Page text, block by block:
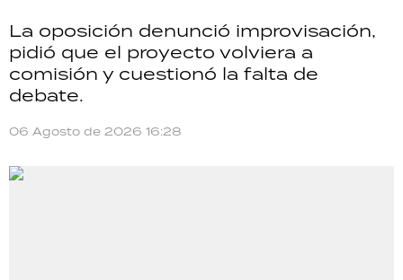
La oposición denunció improvisación,
pidió que el proyecto volviera a
comisión y cuestionó la falta de
debate.
06 Agosto de 2026 16:28